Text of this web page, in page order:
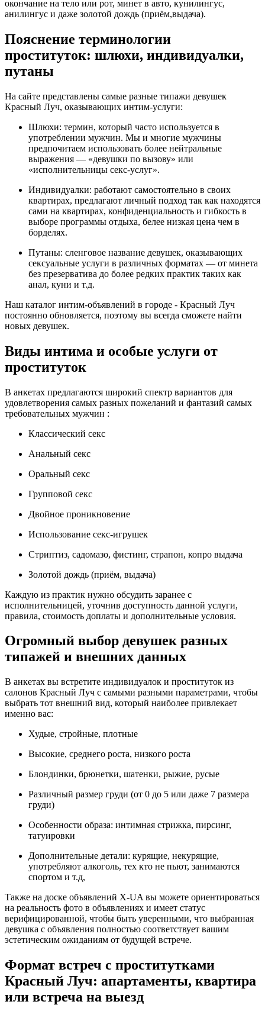
окончание на тело или рот, минет в авто, кунилингус,
анилингус и даже золотой дождь (приём,выдача).
Пояснение терминологии
проституток: шлюхи, индивидуалки,
путаны
На сайте представлены самые разные типажи девушек
Красный Луч, оказывающих интим-услуги:
Шлюхи: термин, который часто используется в
употреблении мужчин. Мы и многие мужчины
предпочитаем использовать более нейтральные
выражения — «девушки по вызову» или
«исполнительницы секс-услуг».
Индивидуалки: работают самостоятельно в своих
квартирах, предлагают личный подход так как находятся
сами на квартирах, конфиденциальность и гибкость в
выборе программы отдыха, белее низкая цена чем в
борделях.
Путаны: сленговое название девушек, оказывающих
сексуальные услуги в различных форматах — от минета
без презерватива до более редких практик таких как
анал, куни и т.д.
Наш каталог интим-объявлений в городе - Красный Луч
постоянно обновляется, поэтому вы всегда сможете найти
новых девушек.
Виды интима и особые услуги от
проституток
В анкетах предлагаются широкий спектр вариантов для
удовлетворения самых разных пожеланий и фантазий самых
требовательных мужчин :
Классический секс
Анальный секс
Оральный секс
Групповой секс
Двойное проникновение
Использование секс-игрушек
Стриптиз, садомазо, фистинг, страпон, копро выдача
Золотой дождь (приём, выдача)
Каждую из практик нужно обсудить заранее с
исполнительницей, уточнив доступность данной услуги,
правила, стоимость доплаты и дополнительные условия.
Огромный выбор девушек разных
типажей и внешних данных
В анкетах вы встретите индивидуалок и проституток из
салонов Красный Луч с самыми разными параметрами, чтобы
выбрать тот внешний вид, который наиболее привлекает
именно вас:
Худые, стройные, плотные
Высокие, среднего роста, низкого роста
Блондинки, брюнетки, шатенки, рыжие, русые
Различный размер груди (от 0 до 5 или даже 7 размера
груди)
Особенности образа: интимная стрижка, пирсинг,
татуировки
Дополнительные детали: курящие, некурящие,
употребляют алкоголь, тех кто не пьют, занимаются
спортом и т.д,
Также на доске объявлений X-UA вы можете ориентироваться
на реальность фото в объявлениях и имеет статус
верифицированной, чтобы быть уверенными, что выбранная
девушка с объявления полностью соответствует вашим
эстетическим ожиданиям от будущей встрече.
Формат встреч с проститутками
Красный Луч: апартаменты, квартира
или встреча на выезд